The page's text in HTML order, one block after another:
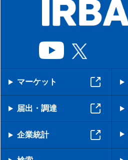
マーケット
届出・調達
企業統計